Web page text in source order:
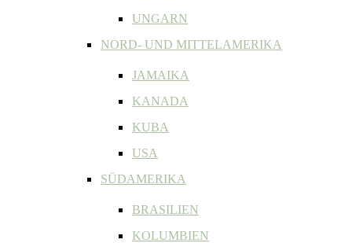
UNGARN
NORD- UND MITTELAMERIKA
JAMAIKA
KANADA
KUBA
USA
SÜDAMERIKA
BRASILIEN
KOLUMBIEN